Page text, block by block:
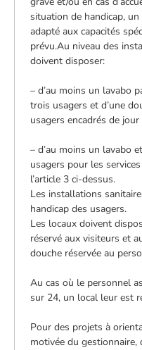
situation de handicap, un
adapté aux capacités
prévu.Au niveau des
doivent disposer:
– d’au moins un lavabo
trois usagers et d’une
usagers encadrés de
– d’au moins un lavabo
usagers pour les
l’article 3 ci-dessus.
Les installations
handicap des usagers.
Les locaux doivent
réservé aux visiteurs et
douche réservée au
Au cas où le personnel
sur 24, un local leur est
Pour des projets à
motivée du gestionnaire,